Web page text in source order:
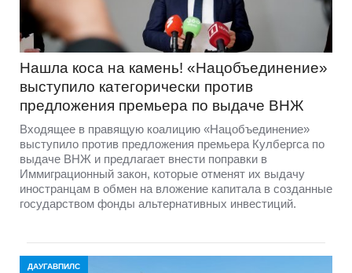
Нашла коса на камень! «Нацобъединение»
выступило категорически против
предложения премьера по выдаче ВНЖ
Входящее в правящую коалицию «Нацобъединение»
выступило против предложения премьера Кулбергса по
выдаче ВНЖ и предлагает внести поправки в
Иммиграционный закон, которые отменят их выдачу
иностранцам в обмен на вложение капитала в созданные
государством фонды альтернативных инвестиций.
ДАУГАВПИЛС